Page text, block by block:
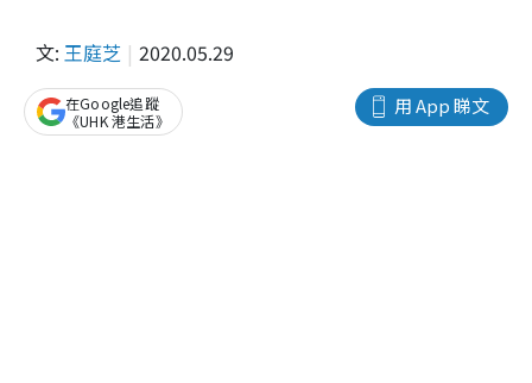
文: 王庭芝 2020.05.29
用 App 睇文
在Google追蹤
《UHK 港生活》